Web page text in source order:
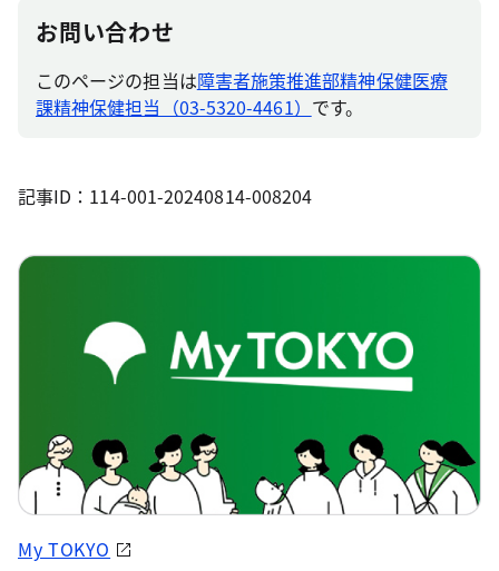
お問い合わせ
このページの担当は障害者施策推進部精神保健医療
課精神保健担当（03-5320-4461） です。
記事ID：114-001-20240814-008204
My TOKYO